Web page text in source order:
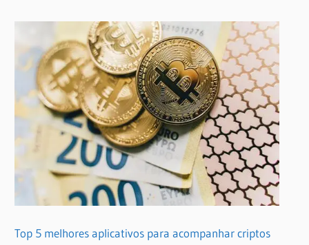
Top 5 melhores aplicativos para acompanhar criptos